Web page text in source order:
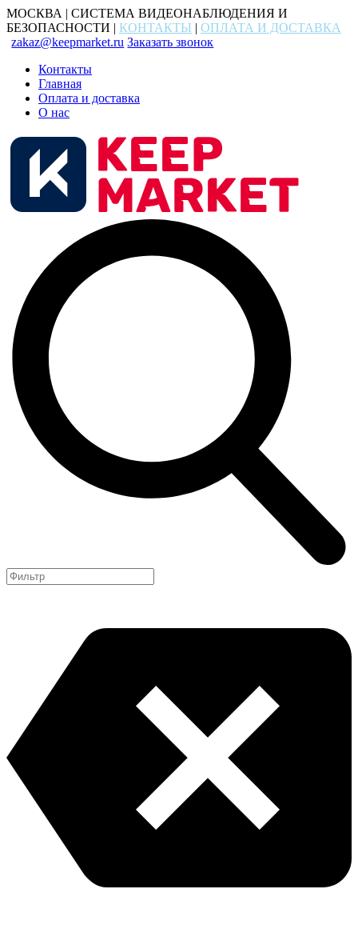
МОСКВА | СИСТЕМА ВИДЕОНАБЛЮДЕНИЯ И
БЕЗОПАСНОСТИ | КОНТАКТЫ | ОПЛАТА И ДОСТАВКА
zakaz@keepmarket.ru Заказать звонок
Контакты
Главная
Оплата и доставка
О нас